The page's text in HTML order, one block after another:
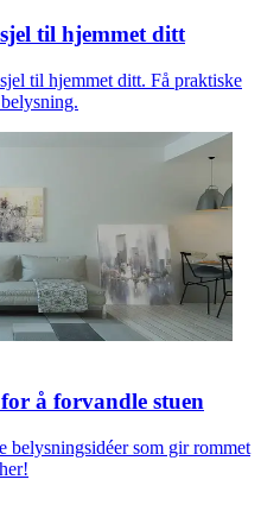
til hjemmet ditt
til hjemmet ditt. Få praktiske
å forvandle stuen
belysningsidéer som gir rommet